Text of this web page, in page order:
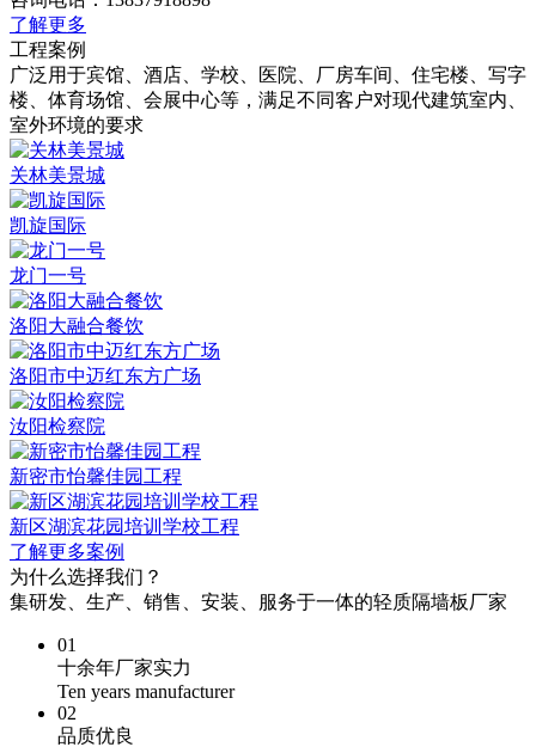
了解更多
工程案例
广泛用于宾馆、酒店、学校、医院、厂房车间、住宅楼、写字
楼、体育场馆、会展中心等，满足不同客户对现代建筑室内、
室外环境的要求
关林美景城
凯旋国际
龙门一号
洛阳大融合餐饮
洛阳市中迈红东方广场
汝阳检察院
新密市怡馨佳园工程
新区湖滨花园培训学校工程
了解更多案例
为什么选择我们？
集研发、生产、销售、安装、服务于一体的轻质隔墙板厂家
01
十余年厂家实力
Ten years manufacturer
02
品质优良